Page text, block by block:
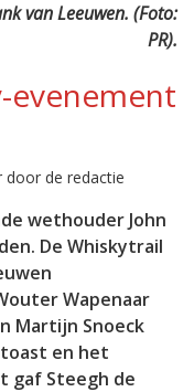
van Leeuwen. (Foto:
PR).
evenement
door de redactie
wethouder John
De Whiskytrail
Wapenaar
Martijn Snoeck
toast en het
gaf Steegh de